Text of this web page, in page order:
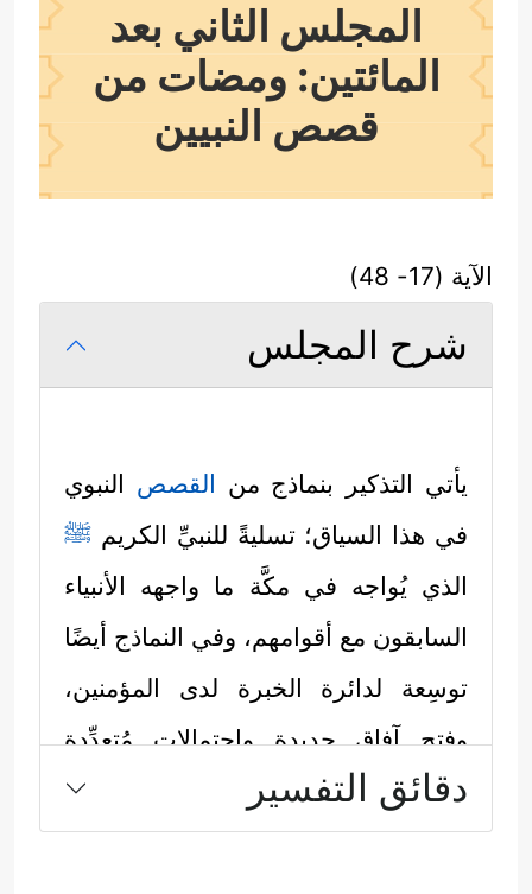
المجلس الثاني بعد
المائتين: ومضات من
قصص النبيين
الآية (17- 48)
شرح المجلس
يأتي التذكير بنماذج من القصص النبوي
في هذا السياق؛ تسليةً للنبيِّ الكريم ﷺ
الذي يُواجه في مكَّة ما واجهه الأنبياء
السابقون مع أقوامهم، وفي النماذج أيضًا
توسِعة لدائرة الخبرة لدى المؤمنين،
وفتح آفاقٍ جديدةٍ واحتمالاتٍ مُتعدِّدة
لطبيعة الصراع ومآلاته، وكما يأتي:
أولًا: بدأ القرآن بقصَّة داودعليه السلام،
دقائق التفسير